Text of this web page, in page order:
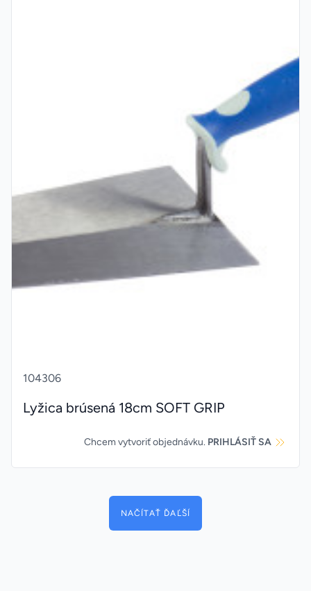
104306
Lyžica brúsená 18cm SOFT GRIP
Chcem vytvoriť objednávku. PRIHLÁSIŤ SA
NAČÍTAŤ ĎAĽŠÍ